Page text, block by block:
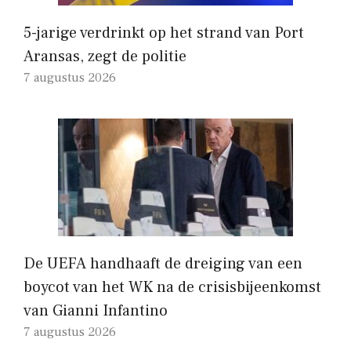
5-jarige verdrinkt op het strand van Port
Aransas, zegt de politie
7 augustus 2026
De UEFA handhaaft de dreiging van een
boycot van het WK na de crisisbijeenkomst
van Gianni Infantino
7 augustus 2026